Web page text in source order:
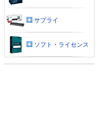
サプライ
ソフト・ライセンス